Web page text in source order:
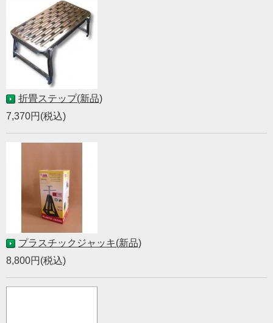
折畳ステップ(新品)
7,370円(税込)
プラスチックジャッキ(新品)
8,800円(税込)